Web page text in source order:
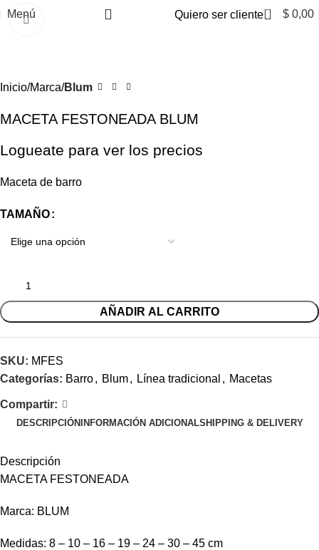
Menú Quiero ser cliente 0 $ 0,00
Clic para ampliar
Inicio Marca Blum
MACETA FESTONEADA BLUM
Logueate para ver los precios
Maceta de barro
TAMAÑO
AÑADIR AL CARRITO
SKU: MFES
Categorías: Barro, Blum, Línea tradicional , Macetas
Compartir:
DESCRIPCIÓN INFORMACIÓN ADICIONALSHIPPING & DELIVERY
Descripción
MACETA FESTONEADA
Marca: BLUM
Medidas: 8 – 10 – 16 – 19 – 24 – 30 – 45 cm